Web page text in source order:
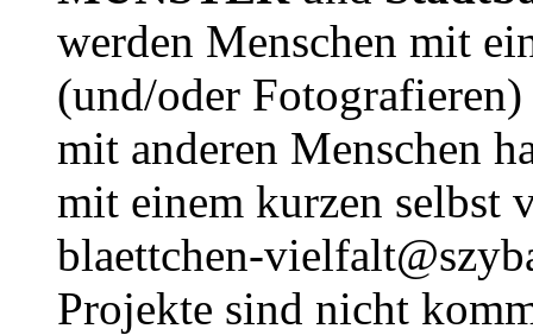
werden Menschen mit
(und/oder
mit anderen Menschen
mit einem kurzen selbst
blaettchen-
Projekte sind nicht